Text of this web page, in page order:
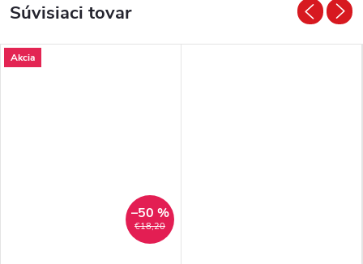
Súvisiaci tovar
Akcia
€18,20
–50 %